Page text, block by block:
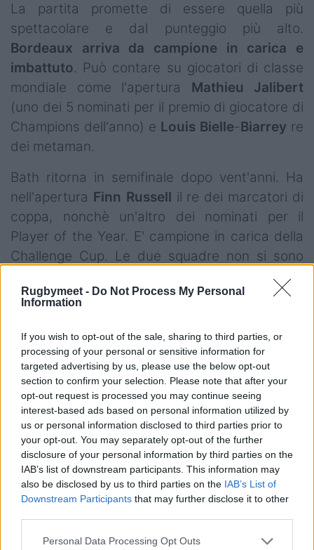
Rugbymeet - Do Not Process My Personal
Information
If you wish to opt-out of the sale, sharing to third parties, or
processing of your personal or sensitive information for
targeted advertising by us, please use the below opt-out
section to confirm your selection. Please note that after your
opt-out request is processed you may continue seeing
interest-based ads based on personal information utilized by
us or personal information disclosed to third parties prior to
your opt-out. You may separately opt-out of the further
disclosure of your personal information by third parties on the
IAB’s list of downstream participants. This information may
also be disclosed by us to third parties on the IAB’s List of
Downstream Participants that may further disclose it to other
Personal Data Processing Opt Outs
La partita promette di essere quella più
spettacolare e dal punteggio più alto.
Bordeaux
arriva da campione in carica e
imbattuto. Può contare su giocatori di classe
mondiale come l'apertura Mathieu
Jalibert
(uno dei 5 nominati per il premio di giocatore di
Champions dell'anno) e Louis Bielle-Biarrey re
dei metaman.
Bath ritorna in semifinale dopo vent'anni. Ha
nell'apertura Finn Russell il re dei marcatori di
coppa, nonchè un'altro dei nominati per il
Player of the Year. E' campione in carica della
Challenge Cup. Le due squadre non si sono
mai incontrate in Champions Cup. Allo stadio
Atlantique è atteso il tutto esaurito con 42.000
Page-Reloche finora ha giocato 3 partite per
complessivi 191 minuti. Nel Bath il giovane
seconda lineaEnoch Opoku-Gyamfinon è mai
stato utilizzato in coppa.